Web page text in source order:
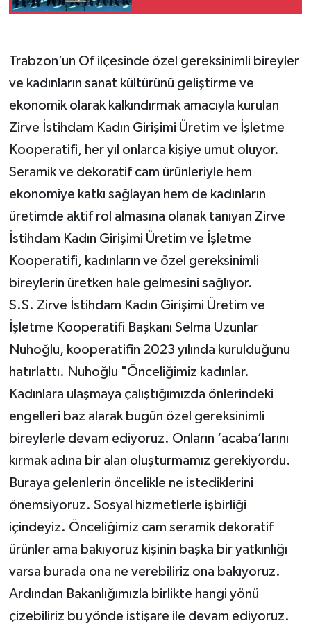
Trabzon’un Of ilçesinde özel gereksinimli bireyler
ve kadınların sanat kültürünü geliştirme ve
ekonomik olarak kalkındırmak amacıyla kurulan
Zirve İstihdam Kadın Girişimi Üretim ve İşletme
Kooperatifi, her yıl onlarca kişiye umut oluyor.
Seramik ve dekoratif cam ürünleriyle hem
ekonomiye katkı sağlayan hem de kadınların
üretimde aktif rol almasına olanak tanıyan Zirve
İstihdam Kadın Girişimi Üretim ve İşletme
Kooperatifi, kadınların ve özel gereksinimli
bireylerin üretken hale gelmesini sağlıyor.
S.S. Zirve İstihdam Kadın Girişimi Üretim ve
İşletme Kooperatifi Başkanı Selma Uzunlar
Nuhoğlu, kooperatifin 2023 yılında kurulduğunu
hatırlattı. Nuhoğlu "Önceliğimiz kadınlar.
Kadınlara ulaşmaya çalıştığımızda önlerindeki
engelleri baz alarak bugün özel gereksinimli
bireylerle devam ediyoruz. Onların ‘acaba’larını
kırmak adına bir alan oluşturmamız gerekiyordu.
Buraya gelenlerin öncelikle ne istediklerini
önemsiyoruz. Sosyal hizmetlerle işbirliği
içindeyiz. Önceliğimiz cam seramik dekoratif
ürünler ama bakıyoruz kişinin başka bir yatkınlığı
varsa burada ona ne verebiliriz ona bakıyoruz.
Ardından Bakanlığımızla birlikte hangi yönü
çizebiliriz bu yönde istişare ile devam ediyoruz.